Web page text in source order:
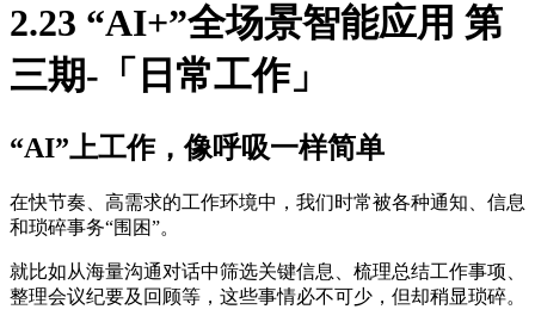
2.23 “AI+”全场景智能应用 第
三期-「日常工作」
“AI”上工作，像呼吸一样简单
在快节奏、高需求的工作环境中，我们时常被各种通知、信息
和琐碎事务“围困”。
就比如从海量沟通对话中筛选关键信息、梳理总结工作事项、
整理会议纪要及回顾等，这些事情必不可少，但却稍显琐碎。